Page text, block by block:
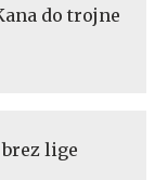
do trojne
lige